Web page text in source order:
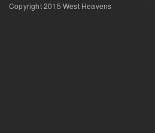
Copyright 2015 West Heavens